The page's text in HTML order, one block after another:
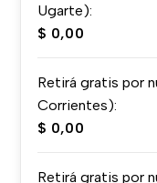
Ugarte):
$ 0,00
Retirá gratis por
Corrientes):
$ 0,00
Retirá gratis por